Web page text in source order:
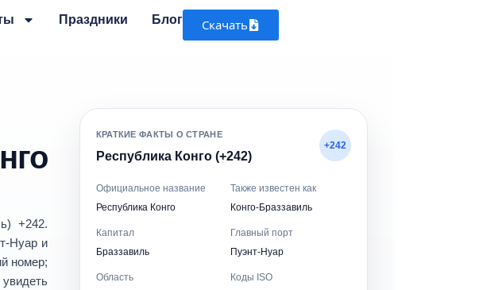
Праздники Блог Скачать
+242.
Нуар и
номер;
КРАТКИЕ ФАКТЫ О СТРАНЕ
Республика Конго (+242)
+242
Официальное название
Республика Конго
Также известен как
Конго-Браззавиль
Капитал
Браззавиль
Главный порт
Пуэнт-Нуар
Область
Коды ISO